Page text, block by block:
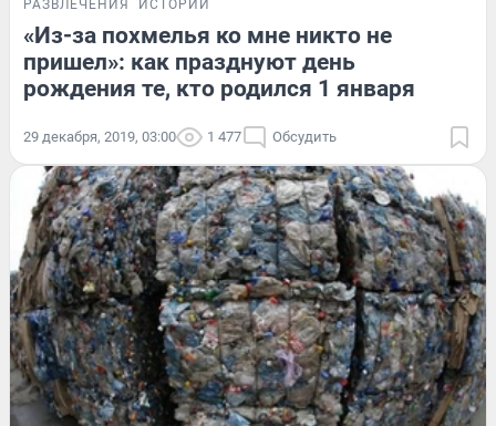
РАЗВЛЕЧЕНИЯ ИСТОРИИ
«Из-за похмелья ко мне никто не
пришел»: как празднуют день
рождения те, кто родился 1 января
29 декабря, 2019, 03:00 1 477 Обсудить